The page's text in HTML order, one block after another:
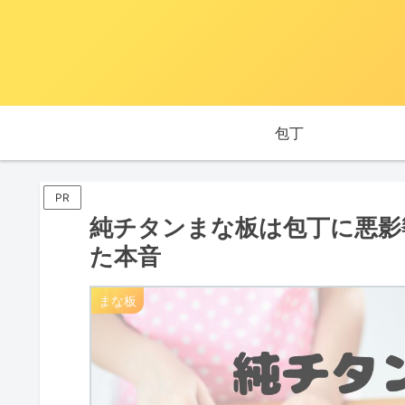
包丁
PR
純チタンまな板は包丁に悪
た本音
まな板